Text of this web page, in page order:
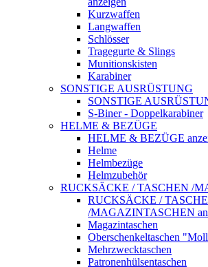
Kurzwaffen
Langwaffen
Schlösser
Tragegurte & Slings
Munitionskisten
Karabiner
SONSTIGE AUSRÜSTUNG
SONSTIGE
S-Biner - Doppelkarabiner
HELME & BEZÜGE
HELME & BEZÜGE
Helme
Helmbezüge
Helmzubehör
RUCKSÄCKE / TASCHEN /
RUCKSÄCKE /
/MAGAZINTASCHEN
Magazintaschen
Oberschenkeltaschen
Mehrzwecktaschen
Patronenhülsentaschen